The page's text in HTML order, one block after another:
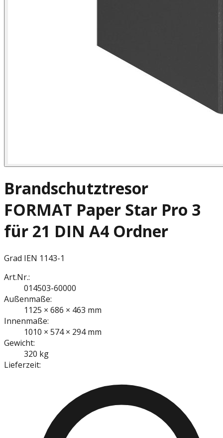
Brandschutztresor
FORMAT Paper Star Pro 3
für 21 DIN A4 Ordner
Grad IEN 1143-1
Art.Nr.:
014503-60000
Außenmaße:
1125 × 686 × 463 mm
Innenmaße:
1010 × 574 × 294 mm
Gewicht:
320 kg
Lieferzeit: